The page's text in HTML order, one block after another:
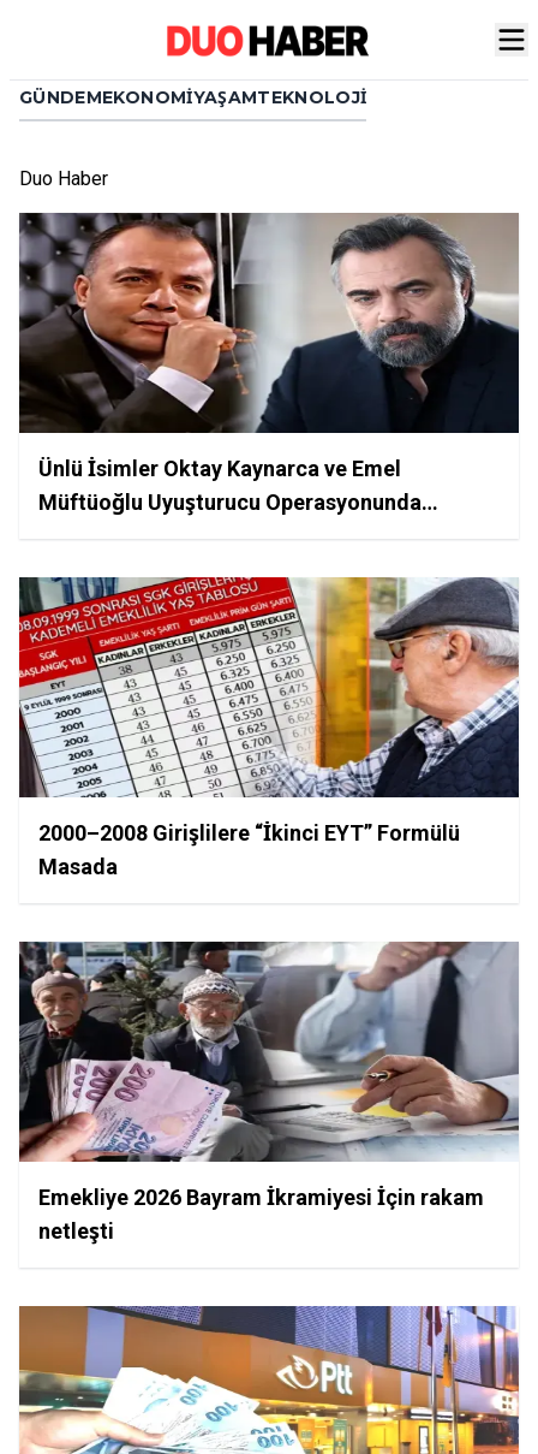
GÜNDEMEKONOMIYAŞAMTEKNOLOJI
Duo Haber
Ünlü İsimler Oktay Kaynarca ve Emel
Müftüoğlu Uyuşturucu Operasyonunda
Gözaltına Alındı
2000–2008 Girişlilere “İkinci EYT” Formülü
Masada
Emekliye 2026 Bayram İkramiyesi İçin rakam
netleşti